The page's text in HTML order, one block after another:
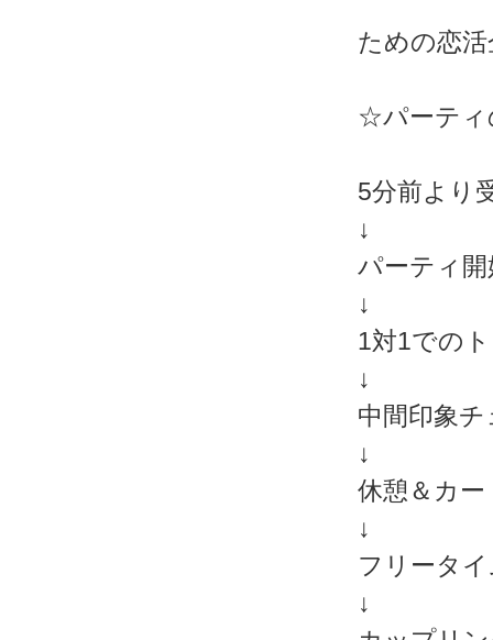
ための恋
☆パーティ
5分前より
↓
パーティ開
↓
1対1での
↓
中間印象
↓
休憩＆カー
↓
フリータ
↓